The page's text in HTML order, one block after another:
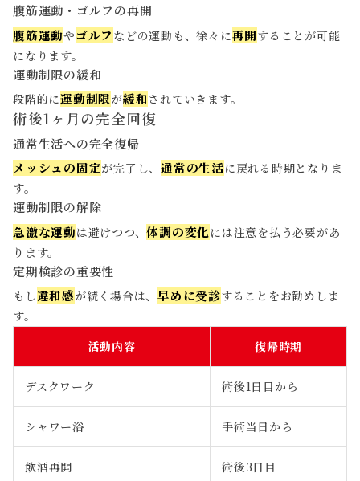
腹筋運動・ゴルフの再開
腹筋運動やゴルフ などの運動も、徐々に再開することが可能
になります。
運動制限の緩和
段階的に運動制限が緩和されていきます。
術後1ヶ月の完全回復
通常生活への完全復帰
メッシュの固定が完了し、 通常の生活に戻れる時期となりま
す。
運動制限の解除
急激な運動は避けつつ、体調の変化 には注意を払う必要があ
ります。
定期検診の重要性
もし違和感が続く場合は、 早めに受診することをお勧めしま
す。
活動内容
復帰時期
デスクワーク 術後1日目から
シャワー浴 手術当日から
飲酒再開 術後3日目